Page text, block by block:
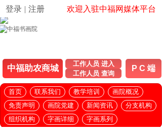
欢迎入驻中福网媒体平台
登录 | 注册
中福助农商城 工作人员 进入
P C 端
工作人员 查询
首页 联系我们 教学培训
画院概况
免责声明
画院党建 新闻资讯
分支机构
组织机构
字画详细 字画系列